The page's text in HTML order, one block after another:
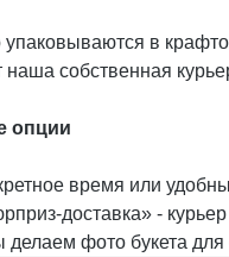
в
собственная
опции
время или
доставка» -
фото букета для